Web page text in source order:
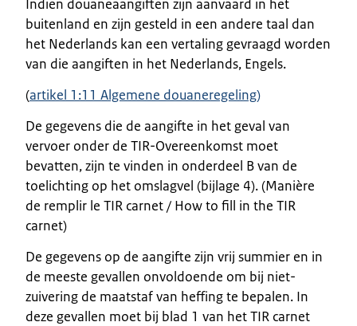
Indien douaneaangiften zijn aanvaard in het
buitenland en zijn gesteld in een andere taal dan
het Nederlands kan een vertaling gevraagd worden
van die aangiften in het Nederlands, Engels.
(artikel 1:11 Algemene douaneregeling)
De gegevens die de aangifte in het geval van
vervoer onder de TIR-Overeenkomst moet
bevatten, zijn te vinden in onderdeel B van de
toelichting op het omslagvel (bijlage 4). (Manière
de remplir le TIR carnet / How to fill in the TIR
carnet)
De gegevens op de aangifte zijn vrij summier en in
de meeste gevallen onvoldoende om bij niet-
zuivering de maatstaf van heffing te bepalen. In
deze gevallen moet bij blad 1 van het TIR carnet